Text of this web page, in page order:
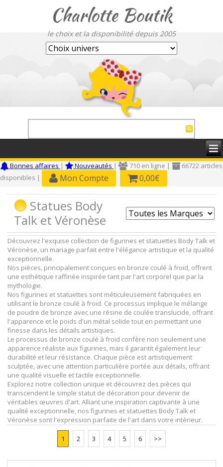
Charlotte Boutik
le choix et la disponibilité depuis 2005
Bonnes affaires | Nouveautés | 710 en ligne |
66722 articles
disponibles |
Mon Compte 0,00€
Statues Body
Talk et Véronèse
Découvrez l'exquise collection de figurines et statuettes Body Talk et
Véronèse, un mariage parfait entre l'élégance artistique et la qualité
exceptionnelle.
Nos pièces, principalement conçues en bronze coulé à froid, offrent
une esthétique raffinée inspirée tant par l'art corporel que par la
mythologie.
Nos figurines et statuettes sont méticuleusement fabriquées en
utilisant le bronze coulé à froid. Ce processus implique le mélange
de poudre de bronze avec une résine de coulée translucide, offrant
l'apparence et le poids d'un métal solide tout en permettant une
finesse dans les détails artistiques.
Le processus de bronze coulé à froid confère non seulement une
apparence réaliste aux figurines, mais il garantit également leur
durabilité et leur résistance. Chaque pièce est artistiquement
sculptée, avec une attention particulière portée aux détails, offrant
une qualité visuelle et tactile exceptionnelle.
Explorez notre collection unique et découvrez des pièces qui
transcendent le simple statut de décoration pour devenir de
véritables œuvres d'art. Alliant une inspiration captivante à une
qualité exceptionnelle, nos figurines et statuettes Body Talk et
Véronèse sont l'expression parfaite de l'art dans votre intérieur.
1 2 3 4 5 6 >>